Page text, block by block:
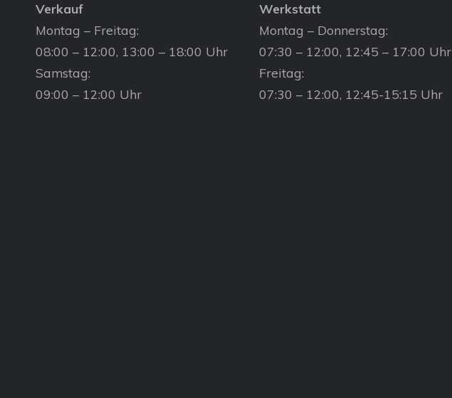
Verkauf
Montag – Freitag:
08:00 – 12:00, 13:00 – 18:00 Uhr
Samstag:
09:00 – 12:00 Uhr
Werkstatt
Montag – Donnerstag:
07:30 – 12:00, 12:45 – 17:00 Uhr
Freitag:
07:30 – 12:00, 12:45-15:15 Uhr